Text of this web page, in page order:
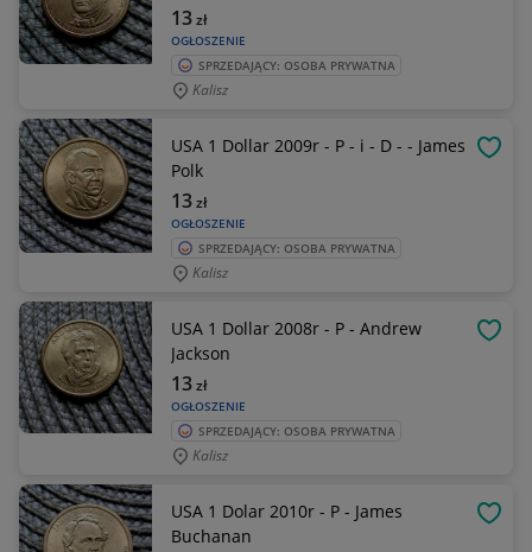
OGŁOSZENIE
13zł
SPRZEDAJĄCY: OSOBA PRYWATNA
Kalisz
USA 1 Dollar 2009r - P - i - D - - James
Polk
OGŁOSZENIE
13zł
SPRZEDAJĄCY: OSOBA PRYWATNA
Kalisz
USA 1 Dollar 2008r - P - Andrew
Jackson
OGŁOSZENIE
13zł
SPRZEDAJĄCY: OSOBA PRYWATNA
Kalisz
USA 1 Dolar 2010r - P - James
Buchanan